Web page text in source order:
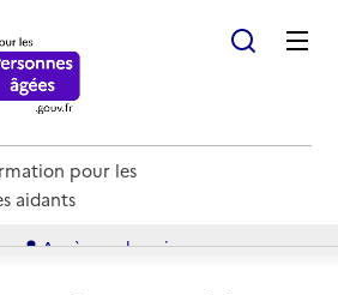
pour les
aidants
Accès par besoin